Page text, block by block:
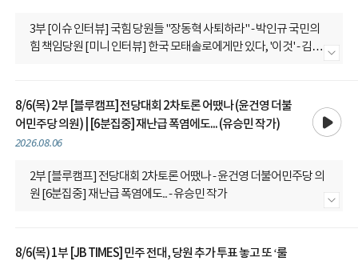
3부 [이슈 인터뷰] 국힘 당원들 "장동혁 사퇴하라" - 박인규 국민의
힘 책임당원 [미니 인터뷰] 한국 모태솔로에게만 있다, '이것' - 김조
8/6(목) 2부 [블루캠프] 전당대회 2차토론 어땠나 (윤건영 더불
어민주당 의원) | [6분집중] 재난급 폭염에도... (유승민 작가)
2026.08.06
2부 [블루캠프] 전당대회 2차토론 어땠나 - 윤건영 더불어민주당 의
원 [6분집중] 재난급 폭염에도... - 유승민 작가
8/6(목) 1부 [JB TIMES] 민주 전대, 당원 추가 투표 놓고 또 ‘룰